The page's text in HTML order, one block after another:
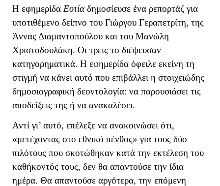
Η εφημερίδα Εστίαδημοσίευσε ένα ρεπορτάζ για
υποτιθέμενο δείπνο του Γιώργου Γεραπετρίτη, της
Άννας Διαμαντοπούλου και του Μανώλη
Χριστοδουλάκη. Οι τρεις το διέψευσαν
κατηγορηματικά. Η εφημερίδα όφειλε εκείνη τη
στιγμή να κάνει αυτό που επιβάλλει η στοιχειώδης
δημοσιογραφική δεοντολογία: να παρουσιάσει τις
αποδείξεις της ή να ανακαλέσει.
Αντί γι’ αυτό, επέλεξε να ανακοινώσει ότι,
«μετέχοντας στο εθνικό πένθος» για τους δύο
πιλότους που σκοτώθηκαν κατά την εκτέλεση του
καθήκοντός τους, δεν θα απαντούσε την ίδια
ημέρα. Θα απαντούσε αργότερα, την επόμενη